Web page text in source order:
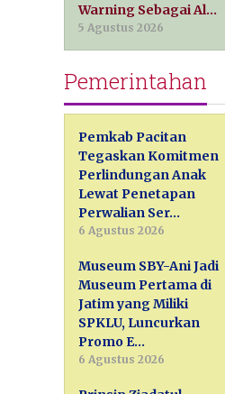
Warning Sebagai Al…
5 Agustus 2026
Pemerintahan
Pemkab Pacitan
Tegaskan Komitmen
Perlindungan Anak
Lewat Penetapan
Perwalian Ser…
6 Agustus 2026
Museum SBY-Ani Jadi
Museum Pertama di
Jatim yang Miliki
SPKLU, Luncurkan
Promo E…
6 Agustus 2026